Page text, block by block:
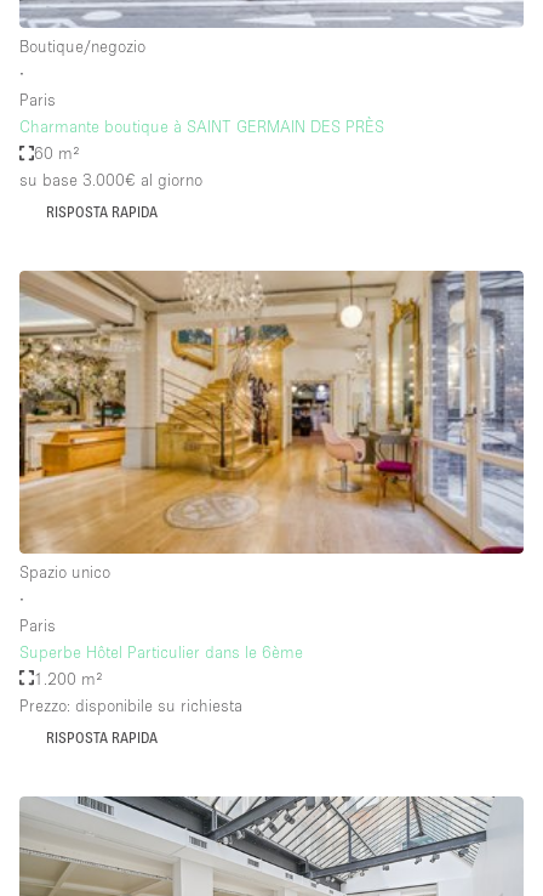
Impianto audiovisivo
Industriale
Licenza per Liquori
Livello strada
Magazzino
Parcheggio privato
Piano terra
Raw
Riscaldamento
Sistema di sicurezza
Smoking Area
Soundproof
Stile Haussmann
Terrace
Vista incredibile
Water Access
Boutique/negozio
∙
Paris
Charmante boutique à SAINT GERMAIN DES PRÈS
60 m²
su base 3.000€ al giorno
RISPOSTA RAPIDA
Spazio unico
∙
Paris
Superbe Hôtel Particulier dans le 6ème
1.200 m²
Prezzo: disponibile su richiesta
RISPOSTA RAPIDA